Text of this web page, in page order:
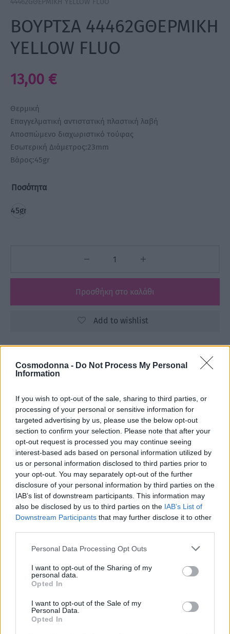
Cosmodonna - Do Not Process My Personal
Information
If you wish to opt-out of the sale, sharing to third parties, or
processing of your personal or sensitive information for
targeted advertising by us, please use the below opt-out
section to confirm your selection. Please note that after your
opt-out request is processed you may continue seeing
interest-based ads based on personal information utilized by
us or personal information disclosed to third parties prior to
your opt-out. You may separately opt-out of the further
disclosure of your personal information by third parties on the
IAB’s list of downstream participants. This information may
also be disclosed by us to third parties on the IAB’s List of
Downstream Participants that may further disclose it to other
Personal Data Processing Opt Outs
I want to opt-out of the Sharing of my
personal data.
Opted In
I want to opt-out of the Sale of my
Personal Data.
Opted In
44462GΘΕΡΜΙΚΗ YELLOW FLUO
ΒΟΥΡΤΣΑ 44462GΘΕΡΜΙΚΗ
YELLOW FLUO
13,00 €
Θερμική
Επαγγελματική αντιστατική πλαστική λαβή
Αποσπώμενο διαχωριστικό τούφας
Εσωτερική Διάμετρος:23mm
Βάρος:45gr
Ποσότητα
45gr
Προσθήκη στο καλάθι
Add to wishlist
Κωδικός προϊόντος: Μ/Δ
Κατηγορίες: 3ME
Share
Περιγραφή
Επιπλέον πληροφορίες
Σειρά:NEON BRUSHES
Περιγραφή:
Επαγγελματική αντιστατική πλαστική λαβή
Αποσπώμενο διαχωριστικό τούφας
Εσωτερική Διάμετρος:23mm
Βάρος:45gr
Make Up
Pido
Xanitalia